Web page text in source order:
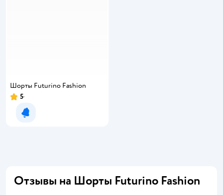
Шорты Futurino Fashion
5
Уведомить о появлении
Отзывы на Шорты Futurino Fashion